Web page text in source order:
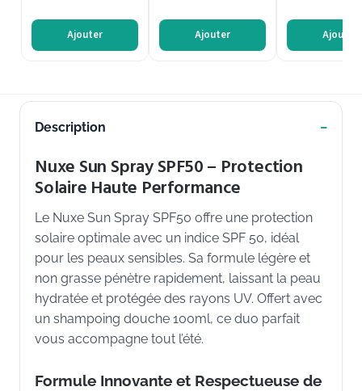
Ajouter Ajouter Ajouter
Description
Nuxe Sun Spray SPF50 – Protection
Solaire Haute Performance
Le Nuxe Sun Spray SPF50 offre une protection
solaire optimale avec un indice SPF 50, idéal
pour les peaux sensibles. Sa formule légère et
non grasse pénètre rapidement, laissant la peau
hydratée et protégée des rayons UV. Offert avec
un shampoing douche 100ml, ce duo parfait
vous accompagne tout l’été.
Formule Innovante et Respectueuse de